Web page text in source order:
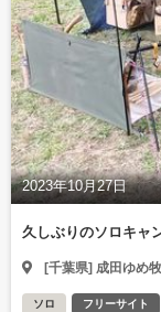
2023年10月27日
久しぶりのソロキャ
[千葉県] 成田ゆめ
ソロ フリーサイト